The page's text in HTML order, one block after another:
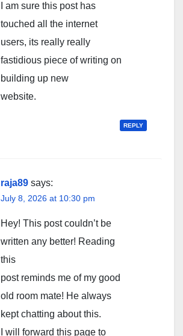
I am sure this post has
touched all the internet
users, its really really
fastidious piece of writing on
building up new
website.
REPLY
raja89 says:
July 8, 2026 at 10:30 pm
Hey! This post couldn’t be
written any better! Reading
this
post reminds me of my good
old room mate! He always
kept chatting about this.
I will forward this page to